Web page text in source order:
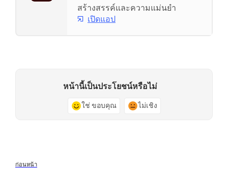
สร้างสรรค์และความแม่นยำ
เปิดแอป
หน้านี้เป็นประโยชน์หรือไม่
ใช่ ขอบคุณ ไม่เชิง
ก่อนหน้า